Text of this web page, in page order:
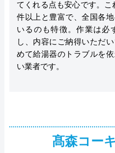
てくれる点も安心です。
件以上と豊富で、全国各
いるのも特徴。作業は必
し、内容にご納得いただ
めて給湯器のトラブルを
い業者です。
髙森コー